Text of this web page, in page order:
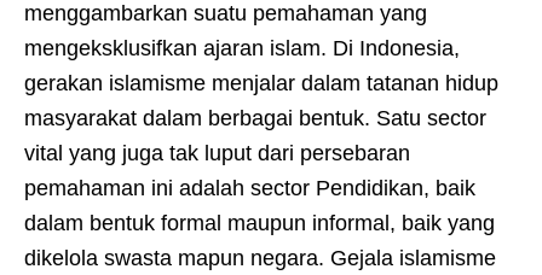
menggambarkan suatu pemahaman yang
mengeksklusifkan ajaran islam. Di Indonesia,
gerakan islamisme menjalar dalam tatanan hidup
masyarakat dalam berbagai bentuk. Satu sector
vital yang juga tak luput dari persebaran
pemahaman ini adalah sector Pendidikan, baik
dalam bentuk formal maupun informal, baik yang
dikelola swasta mapun negara. Gejala islamisme